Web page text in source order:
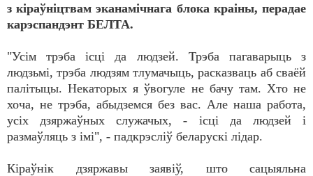
з кіраўніцтвам эканамічнага блока краіны, перадае
карэспандэнт БЕЛТА.
"Усім трэба ісці да людзей. Трэба пагаварыць з
людзьмі, трэба людзям тлумачыць, расказваць аб сваёй
палітыцы. Некаторых я ўвогуле не бачу там. Хто не
хоча, не трэба, абыдземся без вас. Але наша работа,
усіх дзяржаўных служачых, - ісці да людзей і
размаўляць з імі", - падкрэсліў беларускі лідар.
Кіраўнік дзяржавы заявіў, што сацыяльна